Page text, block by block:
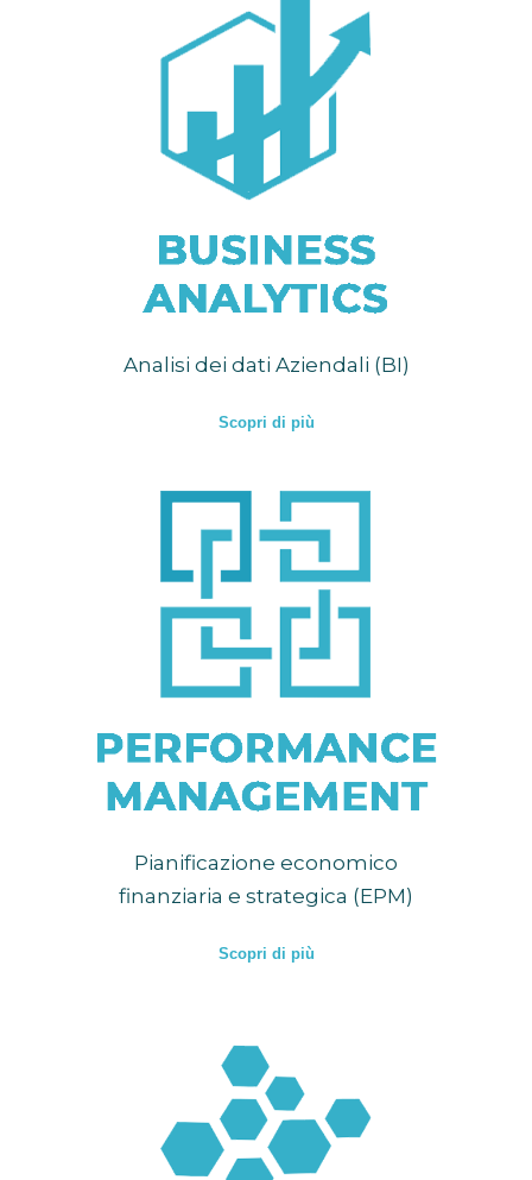
Analisi dei dati Aziendali (BI)
Scopri di più
Pianificazione economico
finanziaria e strategica (EPM)
Scopri di più